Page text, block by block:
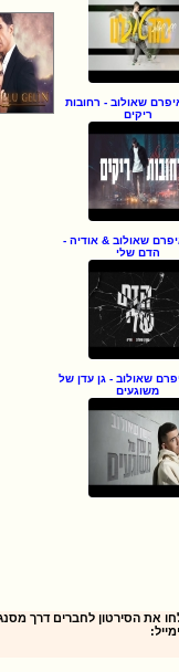
שאולוב - רחובות
ריקים
שאולוב & אודיה -
הדם שלי
שאולוב - גן עדן של
משוגעים